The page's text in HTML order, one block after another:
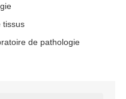
tissus
de pathologie